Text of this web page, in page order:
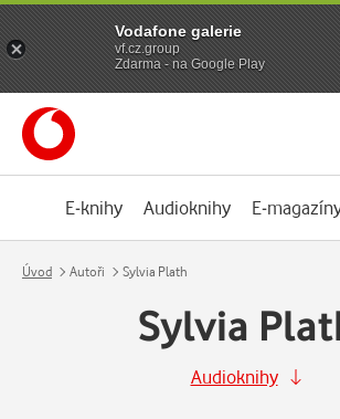
E-knihy Audioknihy E-
Úvod Autoři Sylvia Plath
Sylvia
Audioknihy
Vodafone galerie
vf.cz.group
Zdarma - na Google Play